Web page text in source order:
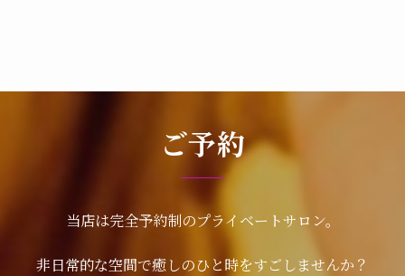
ご予約
当店は完全予約制のプライベートサロン。
非日常的な空間で癒しのひと時をすごしませんか？